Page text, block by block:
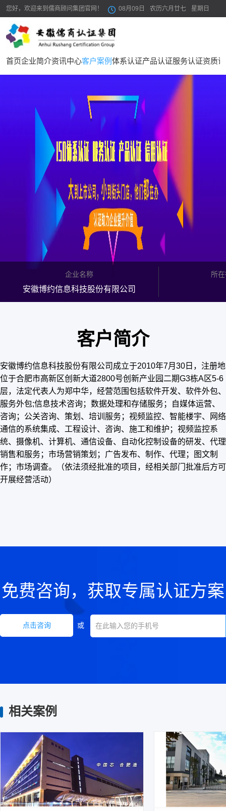
您好，欢迎来到儒商顾问集团官网！ 08月09日 农历六月廿七 星期日
首页企业简介资讯中心客户案例体系认证产品认证服务认证资质
企业名称
安徽博约信息科技股份有限公司
所
客户简介
安徽博约信息科技股份有限公司成立于2010年7月30日，注册地
位于合肥市高新区创新大道2800号创新产业园二期G3栋A区5-6
层，法定代表人为郑中华，经营范围包括软件开发、软件外包、
服务外包;信息技术咨询；数据处理和存储服务；自媒体运营、
咨询；公关咨询、策划、培训服务；视频监控、智能楼宇、网络
通信的系统集成、工程设计、咨询、施工和维护；视频监控系
统、摄像机、计算机、通信设备、自动化控制设备的研发、代理
销售和服务；市场营销策划；广告发布、制作、代理；图文制
作；市场调查。（依法须经批准的项目，经相关部门批准后方可
开展经营活动）
免费咨询，获取专属认证方案
点击咨询 或
相关案例